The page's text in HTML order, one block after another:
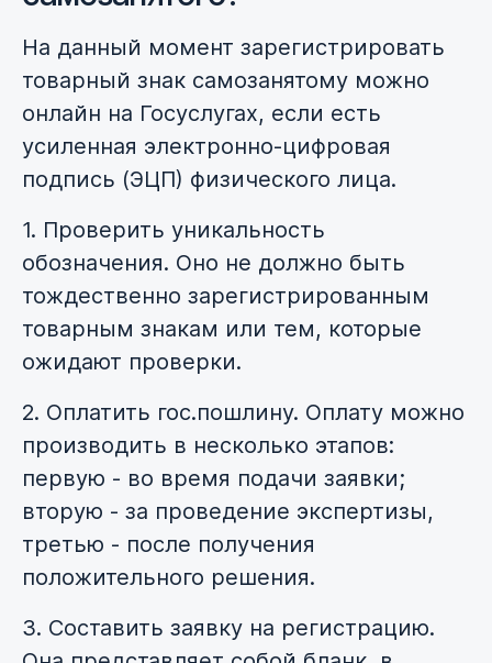
На данный момент зарегистрировать
товарный знак самозанятому можно
онлайн на Госуслугах, если есть
усиленная электронно-цифровая
подпись (ЭЦП) физического лица.
1. Проверить уникальность
обозначения. Оно не должно быть
тождественно зарегистрированным
товарным знакам или тем, которые
ожидают проверки.
2. Оплатить гос.пошлину. Оплату можно
производить в несколько этапов:
первую - во время подачи заявки;
вторую - за проведение экспертизы,
третью - после получения
положительного решения.
3. Составить заявку на регистрацию.